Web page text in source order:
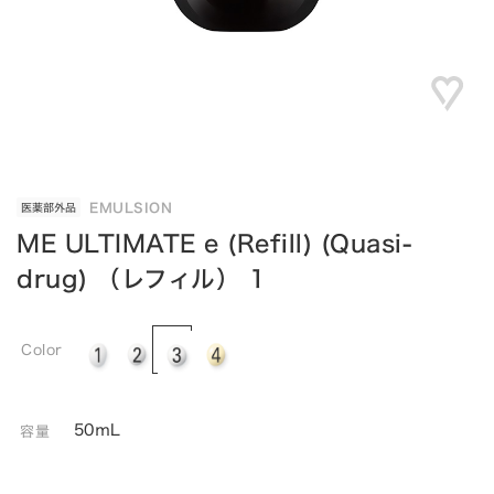
医薬部外品 EMULSION
ME ULTIMATE e (Refill) (Quasi-
drug) （レフィル） 1
Color
容量 50ｍL